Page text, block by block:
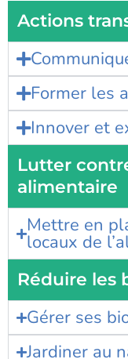
Actions
Former les
Innover et
Lutter
alimentaire
Mettre en
locaux de
Réduire les
Gérer ses
Jardiner au